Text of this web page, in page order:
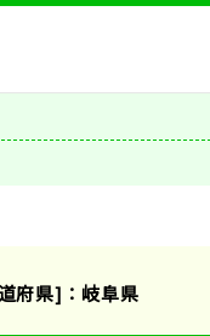
府県]：岐阜県